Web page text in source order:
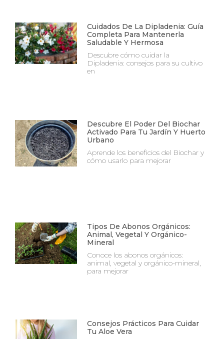
Cuidados De La Dipladenia: Guía
Completa Para Mantenerla
Saludable Y Hermosa
Descubre cómo cuidar la
Dipladenia: consejos para su cultivo
en
Descubre El Poder Del Biochar
Activado Para Tu Jardín Y Huerto
Urbano
Aprende los beneficios del Biochar y
cómo usarlo para mejorar
Tipos De Abonos Orgánicos:
Animal, Vegetal Y Orgánico-
Mineral
Conoce los abonos orgánicos:
animal, vegetal y orgánico-mineral,
para mejorar
Consejos Prácticos Para Cuidar
Tu Aloe Vera